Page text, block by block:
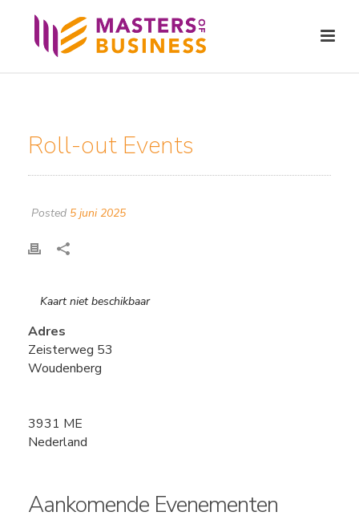
Roll-out Events
Posted 5 juni 2025
Kaart niet beschikbaar
Adres
Zeisterweg 53
Woudenberg
3931 ME
Nederland
Aankomende Evenementen